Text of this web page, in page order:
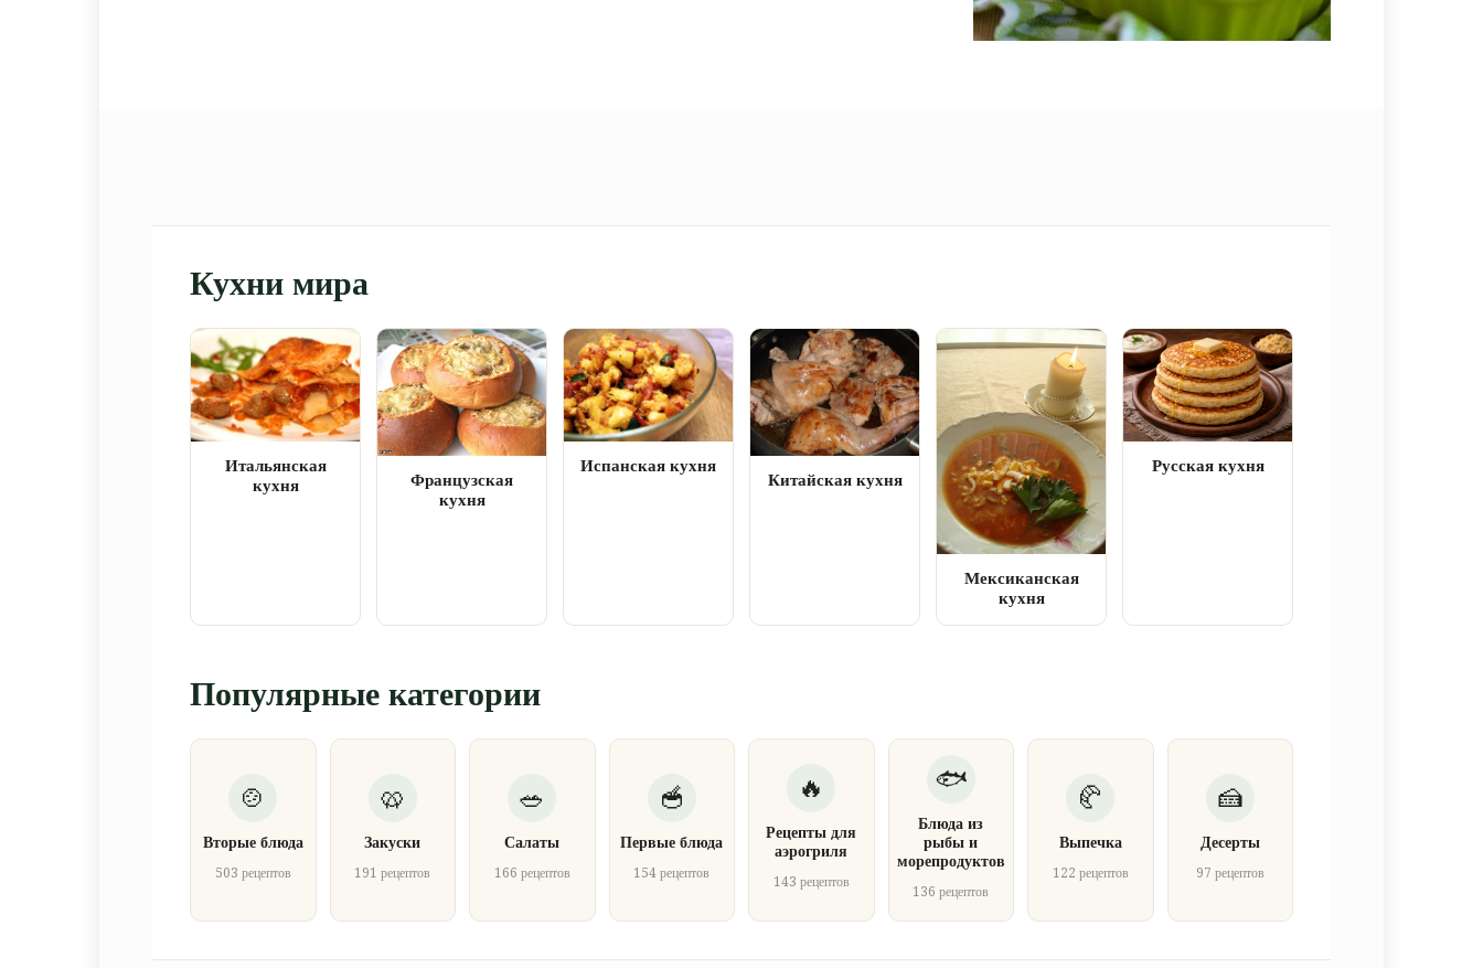
Кухни мира
Итальянская
кухня
Французская
кухня
Испанская кухня
Китайская кухня
Мексиканская
кухня
Русская кухня
Популярные категории
Вторые блюда
503 рецептов
Закуски
191 рецептов
Салаты
166 рецептов
Первые блюда
154 рецептов
Рецепты для
аэрогриля
143 рецептов
Блюда из
рыбы и
морепродуктов
136 рецептов
Выпечка
122 рецептов
Десерты
97 рецептов